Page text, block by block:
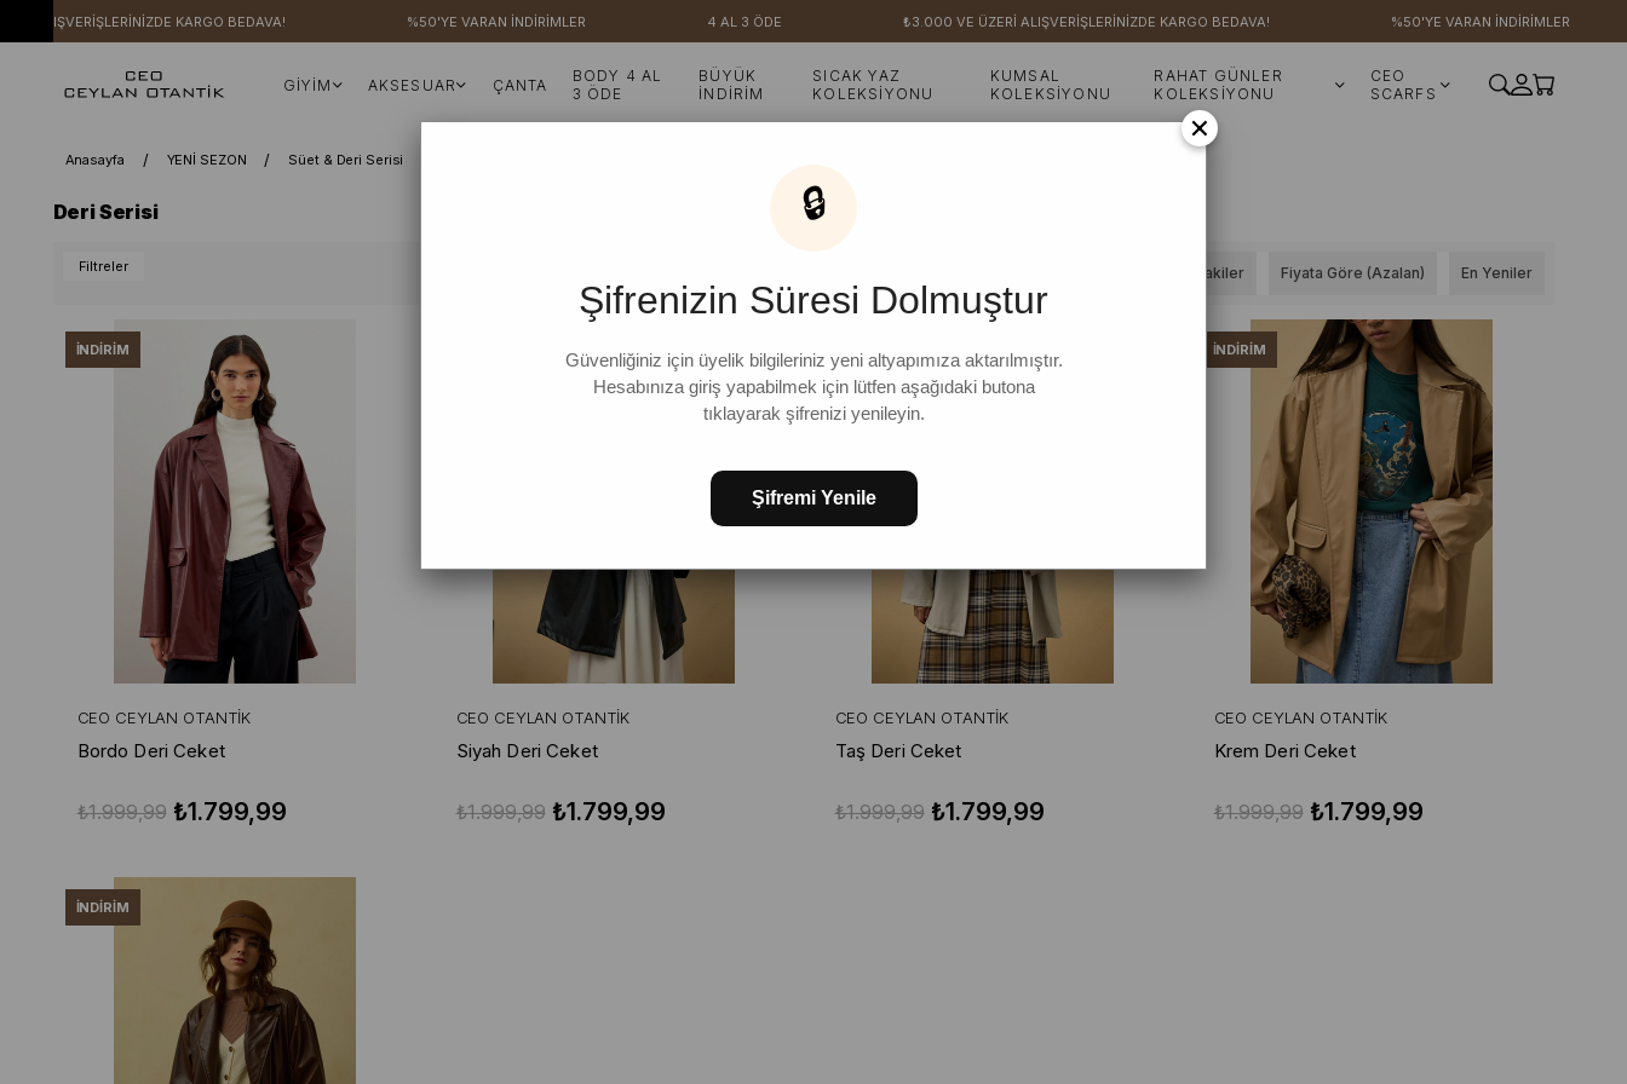
ALIŞVERİŞLERİNİZDE KARGO BEDAVA! %50'YE VARAN İNDİRİMLER 4 AL 3 ÖDE ₺3.000 VE ÜZERİ ALIŞVERİŞLERİNİZDE KARGO BEDAVA! %50'YE VARAN İNDİRİMLER
GİYİM AKSESUAR ÇANTA
BODY 4 AL
3 ÖDE
BÜYÜK
İNDİRİM
SICAK YAZ
KOLEKSİYONU
KUMSAL
KOLEKSİYONU
RAHAT GÜNLER
KOLEKSİYONU
CEO
SCARFS
Anasayfa YENİ SEZON Süet & Deri Serisi
Deri Serisi
En Yeniler
Fiyata Göre (Azalan)
Stoktakiler
Filtreler
CEO CEYLAN OTANTIK
Bordo Deri Ceket
₺1.799,99
₺1.999,99
İNDIRIM
CEO CEYLAN OTANTIK
Siyah Deri Ceket
₺1.799,99
₺1.999,99
CEO CEYLAN OTANTIK
Taş Deri Ceket
₺1.799,99
₺1.999,99
İNDIRIM
CEO CEYLAN OTANTIK
Krem Deri Ceket
₺1.799,99
₺1.999,99
İNDIRIM
İNDIRIM
×
🔒
Şifrenizin Süresi Dolmuştur
Güvenliğiniz için üyelik bilgileriniz yeni altyapımıza aktarılmıştır.
Hesabınıza giriş yapabilmek için lütfen aşağıdaki butona
tıklayarak şifrenizi yenileyin.
Şifremi Yenile